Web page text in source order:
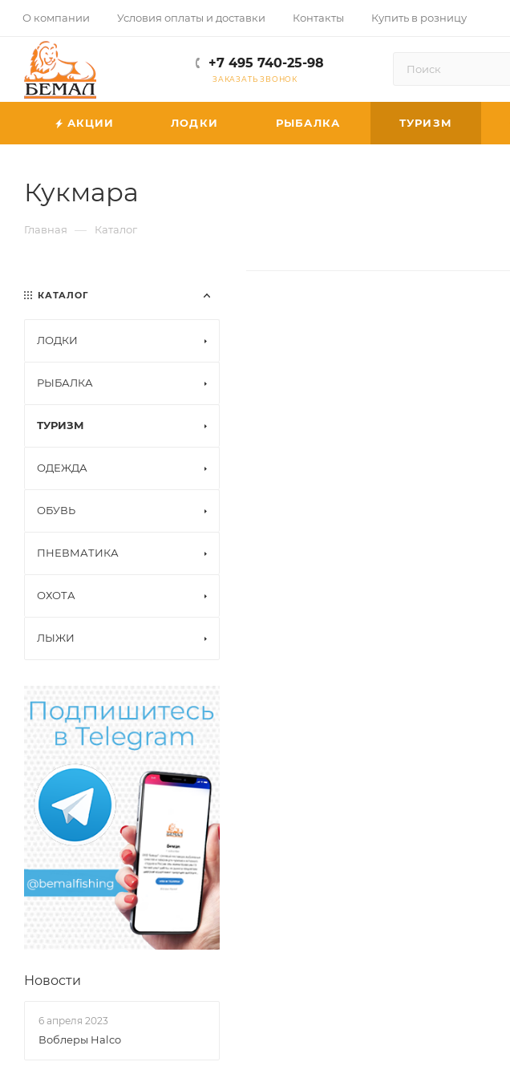
О компании Условия оплаты и доставки Контакты Купить в розницу
+7 495 740-25-98
ЗАКАЗАТЬ ЗВОНОК
АКЦИИ ЛОДКИ РЫБАЛКА ТУРИЗМ
Кукмара
Главная — Каталог
КАТАЛОГ
ЛОДКИ
РЫБАЛКА
ТУРИЗМ
ОДЕЖДА
ОБУВЬ
ПНЕВМАТИКА
ОХОТА
ЛЫЖИ
Новости
6 апреля 2023
Воблеры Halco